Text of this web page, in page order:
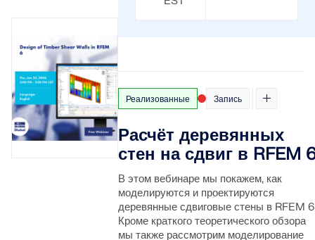
Реализованные Запись
Расчёт деревянных
стен на сдвиг в RFEM
В этом вебинаре мы покажем, как
моделируются и проектируются
деревянные сдвиговые стены в RFEM
Кроме краткого теоретического обзора
мы также рассмотрим моделирование